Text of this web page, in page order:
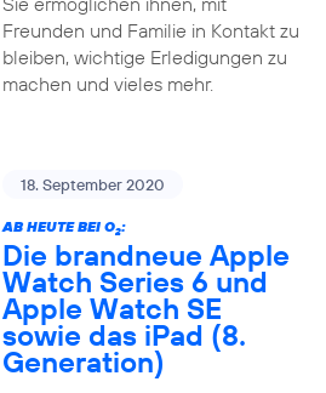
Freunden und Familie in Kontakt zu
bleiben, wichtige Erledigungen zu
machen und vieles mehr.
18. September 2020
AB HEUTE BEI O2:
Die brandneue Apple
Watch Series 6 und
Apple Watch SE
sowie das iPad (8.
Generation)